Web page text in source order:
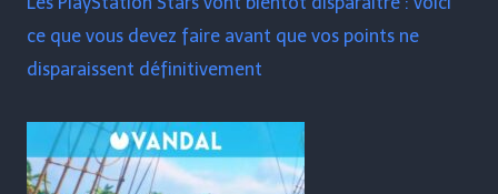
ce que vous devez faire avant que vos points ne
disparaissent définitivement